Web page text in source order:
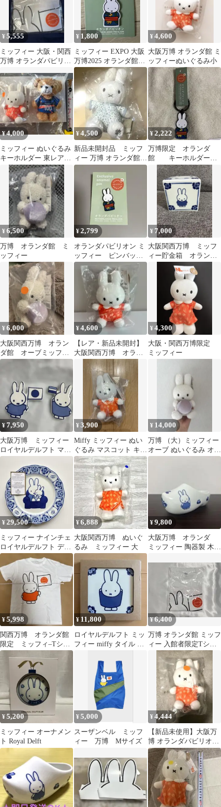
¥5,555
ミッフィー 大阪・関西
万博 オランダパビリオ
ール付き
¥ 1,800
ミッフィー EXPO 大阪
万博2025 オランダ館
マグネット
¥4,600
大阪万博 オランダ館 ミ
ッフィーぬいぐるみ小
¥4,000
ミッフィー ぬいぐるみ
キーホルダー 東レアロ
ーズ くまぬいぐるみ
マスコット
¥4,500
新品未開封品 ミッフ
ィー 万博 オランダ館
ぬいぐるみ
¥2,222
万博限定 オランダ
館 キーホルダー
ミッフィー 着物
¥6,500
万博 オランダ館 ミ
ッフィー
¥2,799
オランダパビリオン ミ
ッフィー ピンバッ
チ 大阪・関西万博
miffy
¥ 7,000
大阪関西万博 ミッフ
ィー貯金箱 オランダ
館Royal Delft
¥6,000
大阪関西万博 オラン
ダ館 オーブミッフィ
ー小
¥4,600
【レア・新品未開封】
大阪関西万博 オラン
ホルダー
¥4,300
大阪・関西万博限定
ミッフィー
¥7,950
大阪万博 ミッフィー
ロイヤルデルフト マグ
ネット 2個セット
¥3,900
Miffy ミッフィー ぬい
ぐるみ マスコット キー
ホルダー 最終値下げ
¥ 14,000
万博 （大）ミッフィー
オーブ ぬいぐるみ オラ
ンダパビリオン オラ
¥29,500
ミッフィー ナインチェ
ロイヤルデルフト デル
フト焼 オランダ アンテ
ィーク 皿
¥6,888
大阪関西万博 ぬいぐ
るみ ミッフィー 大
¥9,800
大阪万博 オランダ
ミッフィー 陶器製 木靴
デルフト
¥5,998
関西万博 オランダ館
限定 ミッフィ–Tシャ
ツ
¥ 11,800
ロイヤルデルフト ミッ
フィー miffy タイル 万
¥6,400
万博 オランダ館 ミッフ
ィー 入館者限定Tシャ
¥5,200
ミッフィー オーナメン
ト Royal Delft
¥5,000
スーザンベル ミッフ
ィー 万博 Mサイズ
¥4,444
【新品未使用】大阪万
博 オランダパビリオン
限定 ミッフィーキー
ホルダー 小